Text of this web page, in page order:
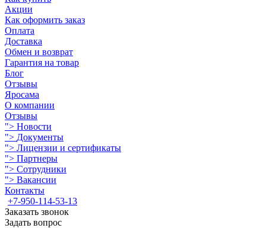
Акции
Как оформить заказ
Оплата
Доставка
Обмен и возврат
Гарантия на товар
Блог
Отзывы
Яросама
О компании
Отзывы
"> Новости
"> Документы
"> Лицензии и сертификаты
"> Партнеры
"> Сотрудники
"> Вакансии
Контакты
+7-950-114-53-13
Заказать звонок
Задать вопрос